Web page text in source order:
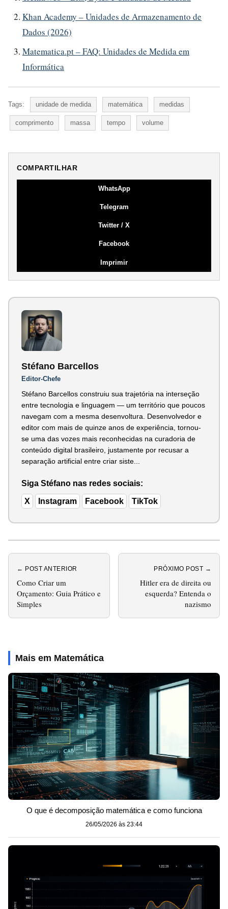
Khan Academy – Unidades de Armazenamento de
Dados (2026)
Matematica.pt – FAQ: Unidades de Medida em
Informática
Tags: unidade de medida matemática medidas
comprimento massa tempo volume
COMPARTILHAR
WhatsApp
Telegram
Twitter / X
Facebook
Imprimir
Stéfano Barcellos
Editor-Chefe
Stéfano Barcellos construiu sua trajetória na interseção
entre tecnologia e linguagem — um território que poucos
navegam com a mesma desenvoltura. Desenvolvedor e
editor com mais de quinze anos de experiência, tornou-
se uma das vozes mais reconhecidas na curadoria de
conteúdo digital brasileiro, justamente por recusar a
separação artificial entre criar siste...
Siga Stéfano nas redes sociais:
X Instagram Facebook TikTok
← POST ANTERIOR
Como Criar um
Orçamento: Guia Prático e
Simples
PRÓXIMO POST →
Hitler era de direita ou
esquerda? Entenda o
nazismo
Mais em Matemática
O que é decomposição matemática e como funciona
26/05/2026 às 23:44